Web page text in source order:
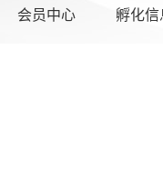
会员中心 孵化信